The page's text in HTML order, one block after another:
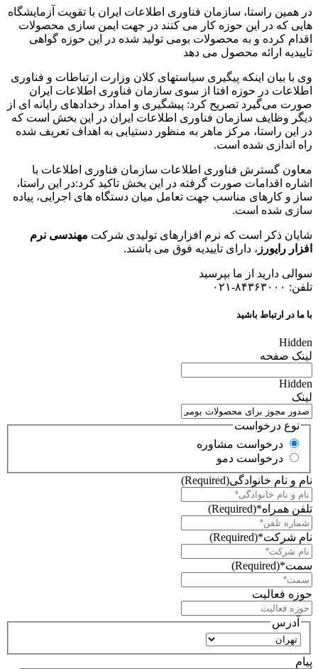
در همین راستا، سازمان فناوری اطلاعات ایران با تقویت آزمایشگاه
هایی که در این حوزه کار می کنند در جهت ایمن سازی محصولات
اقدام کرده و به محصولات بومی تولید شده در این حوزه گواهی
تاییدیه ارائه محصول می دهد
وی با بیان اینکه پیگیری سیاستهای کلان وزارت ارتباطات و فناوری
اطلاعات در حوزه افتا از سوی سازمان فناوری اطلاعات ایران
صورت می‌گیرد تصریح کرد: پیشگیری و امداد رخدادهای رایانه ای از
دیگر وظایف سازمان فناوری اطلاعات ایران در این بخش است که
در این راستا، مرکز ماهر به منظور دستیابی به اهداف تعریف شده
راه اندازی شده است.
معاون گسترش فناوری اطلاعات سازمان فناوری اطلاعات با
اشاره اقدامات صورت گرفته در این بخش تاکید کرد:در این راستا،‌
ساز و کارهای مناسب جهت تعامل میان دستگاه های اجرایی،‌ پیاده
سازی شده است.
شایان ذکر است که نرم افزارهای تولیدی شرکت مهندسی نرم
افزار رایورز ، دارای تاییدیه فوق می باشند.
سوالی دارید از ما بپرسید
تلفن: ۸۴۳۶۳۰۰۰-۰۲۱
با ما در ارتباط باشید
Hidden
لینک صفحه
Hidden
لینک
نوع درخواست
درخواست مشاوره
درخواست دمو
نام و نام خانوادگی(Required)
تلفن همراه*(Required)
نام شرکت*(Required)
سمت*(Required)
حوزه فعالیت
آدرس
استان
پیام